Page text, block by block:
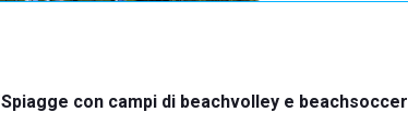
Spiagge con campi di beachvolley e beachsoccer